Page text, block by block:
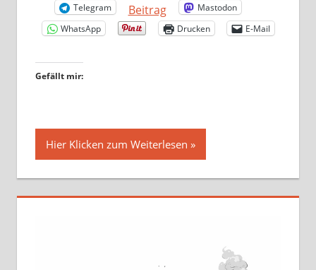
Telegram
Beitrag
Mastodon
WhatsApp
Drucken E-Mail
Gefällt mir:
Hier Klicken zum Weiterlesen